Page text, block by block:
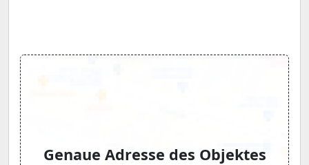
Genaue Adresse des Objektes